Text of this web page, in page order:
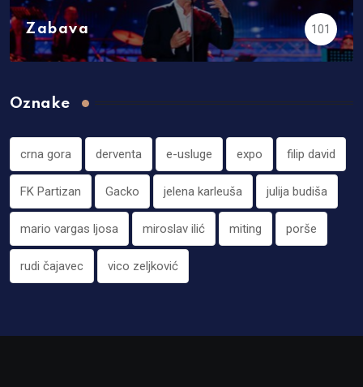
Zabava 101
Oznake
crna gora derventa e-usluge expo filip david
FK Partizan Gacko jelena karleuša julija budiša
mario vargas ljosa miroslav ilić miting porše
rudi čajavec vico zeljković